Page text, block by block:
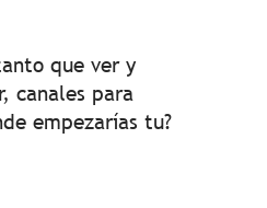
que ver y
canales para
empezarías tu?